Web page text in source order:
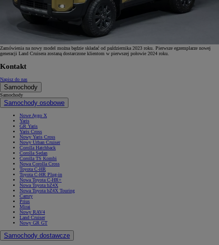
Zamówienia na nowy model można będzie składać od października 2023 roku. Pierwsze egzemplarze nowej
generacji Land Cruisera zostaną dostarczone klientom w pierwszej połowie 2024 roku.
Kontakt
Napisz do nas
Samochody
Samochody
Samochody osobowe
Nowe Aygo X
Yaris
GR Yaris
Yaris Cross
Nowy Yaris Cross
Nowy Urban Cruiser
Corolla Hatchback
Corolla Sedan
Corolla TS Kombi
Nowa Corolla Cross
Toyota C-HR
Toyota C-HR Plug-in
Nowa Toyota C-HR+
Nowa Toyota bZ4X
Nowa Toyota bZ4X Touring
Camry
Prius
Mirai
Nowy RAV4
Land Cruiser
Nowy GR GT
Samochody dostawcze